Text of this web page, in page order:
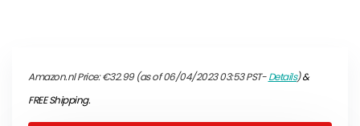
Amazon.nl Price:€32.99(as of 06/04/2023 03:53 PST-Details)&
FREE Shipping.